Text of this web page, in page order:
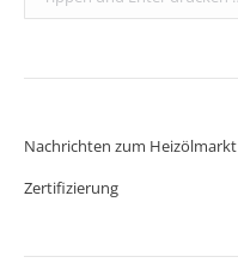
Nachrichten zum Heizölmarkt
Zertifizierung